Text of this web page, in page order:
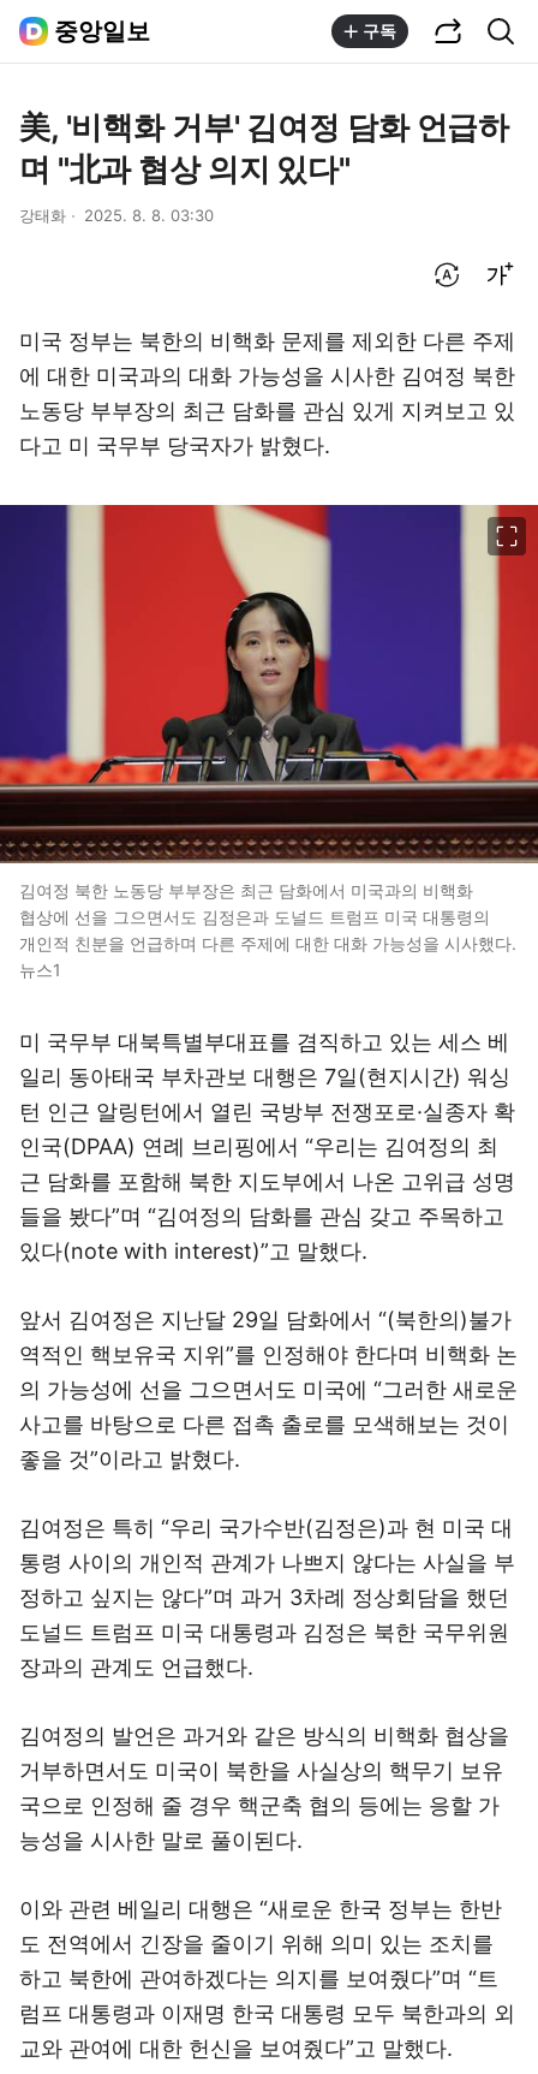
중앙일보 구독
美, '비핵화 거부' 김여정 담화 언급하
며 "北과 협상 의지 있다"
강태화 2025. 8. 8. 03:30
미국 정부는 북한의 비핵화 문제를 제외한 다른 주제
에 대한 미국과의 대화 가능성을 시사한 김여정 북한
노동당 부부장의 최근 담화를 관심 있게 지켜보고 있
다고 미 국무부 당국자가 밝혔다.
김여정 북한 노동당 부부장은 최근 담화에서 미국과의 비핵화
협상에 선을 그으면서도 김정은과 도널드 트럼프 미국 대통령의
개인적 친분을 언급하며 다른 주제에 대한 대화 가능성을 시사했다.
뉴스1
미 국무부 대북특별부대표를 겸직하고 있는 세스 베
일리 동아태국 부차관보 대행은 7일(현지시간) 워싱
턴 인근 알링턴에서 열린 국방부 전쟁포로·실종자 확
인국(DPAA) 연례 브리핑에서 “우리는 김여정의 최
근 담화를 포함해 북한 지도부에서 나온 고위급 성명
들을 봤다”며 “김여정의 담화를 관심 갖고 주목하고
있다(note with interest)”고 말했다.
앞서 김여정은 지난달 29일 담화에서 “(북한의)불가
역적인 핵보유국 지위”를 인정해야 한다며 비핵화 논
의 가능성에 선을 그으면서도 미국에 “그러한 새로운
사고를 바탕으로 다른 접촉 출로를 모색해보는 것이
좋을 것”이라고 밝혔다.
김여정은 특히 “우리 국가수반(김정은)과 현 미국 대
통령 사이의 개인적 관계가 나쁘지 않다는 사실을 부
정하고 싶지는 않다”며 과거 3차례 정상회담을 했던
도널드 트럼프 미국 대통령과 김정은 북한 국무위원
장과의 관계도 언급했다.
김여정의 발언은 과거와 같은 방식의 비핵화 협상을
거부하면서도 미국이 북한을 사실상의 핵무기 보유
국으로 인정해 줄 경우 핵군축 협의 등에는 응할 가
능성을 시사한 말로 풀이된다.
이와 관련 베일리 대행은 “새로운 한국 정부는 한반
도 전역에서 긴장을 줄이기 위해 의미 있는 조치를
하고 북한에 관여하겠다는 의지를 보여줬다”며 “트
럼프 대통령과 이재명 한국 대통령 모두 북한과의 외
교와 관여에 대한 헌신을 보여줬다”고 말했다.